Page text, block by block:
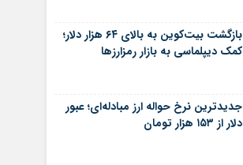
بازگشت بیت‌کوین به بالای ۶۴ هزار دلار؛
کمک دیپلماسی به بازار رمزارزها
جدیدترین نرخ حواله ارز مبادله‌ای؛ عبور
دلار از ۱۵۳ هزار تومان